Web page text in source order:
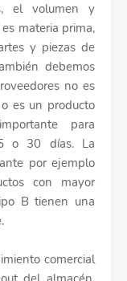
el volumen y
materia prima,
y piezas de
debemos
no es
es un producto
para
o 30 días. La
por ejemplo
con mayor
B tienen una
comercial